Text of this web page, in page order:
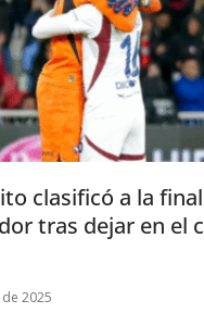
clasificó a la
tras dejar en el
2025